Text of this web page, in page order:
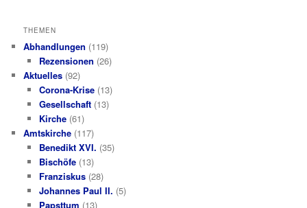
THEMEN
Abhandlungen (119)
Rezensionen (26)
Aktuelles (92)
Corona-Krise(13)
Gesellschaft(13)
Kirche(61)
Amtskirche (117)
Benedikt XVI. (35)
Bischöfe(13)
Franziskus(28)
Johannes Paul II. (5)
Papsttum (13)